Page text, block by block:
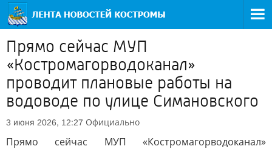
Прямо сейчас МУП
«Костромагорводоканал»
проводит плановые работы на
водоводе по улице Симановского
3 июня 2026, 12:27 Официально
Прямо сейчас МУП «Костромагорводоканал»